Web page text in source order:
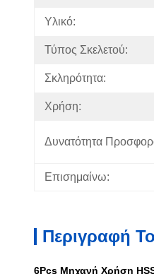
Υλικό:
Τύπος Σκελετού:
Σκληρότητα:
Χρήση:
Δυνατότητα
Επισημαίνω:
Περιγραφή
6Pcs Μηχανή Χρήση